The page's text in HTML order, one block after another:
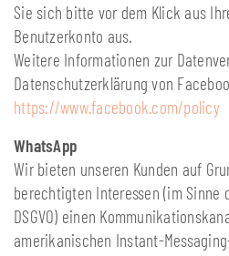
Sie sich bitte vor dem Klick aus
Benutzerkonto aus.
Weitere Informationen zur
Datenschutzerklärung von
https://www.facebook.com/policy
WhatsApp
Wir bieten unseren Kunden auf
berechtigten Interessen (im Sinne
DSGVO) einen
amerikanischen Instant-